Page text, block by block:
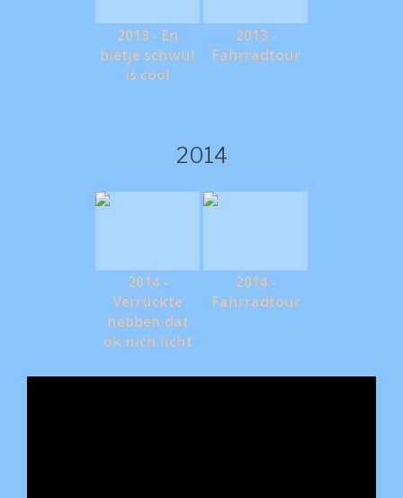
2013 - En
bietje schwul
is cool
2013 -
Fahrradtour
2014
2014 -
Verrückte
hebben dat
ok nich licht
2014 -
Fahrradtour